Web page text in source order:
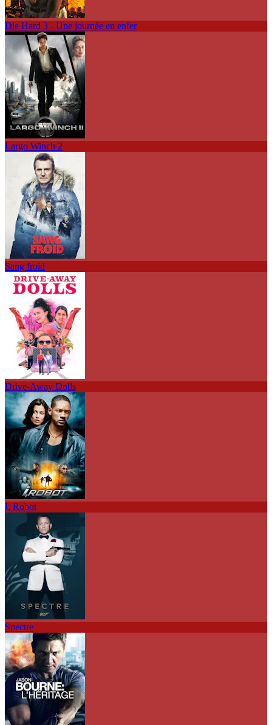
Die Hard 3 - Une journée en enfer
Largo Winch 2
Sang froid
Drive-Away Dolls
I, Robot
Spectre